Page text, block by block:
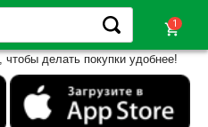
shopping_cart
делать покупки удобнее!